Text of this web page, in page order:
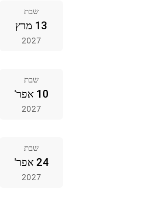
שבת
13 מרץ
2027
שבת
10 אפר'
2027
שבת
24 אפר'
2027